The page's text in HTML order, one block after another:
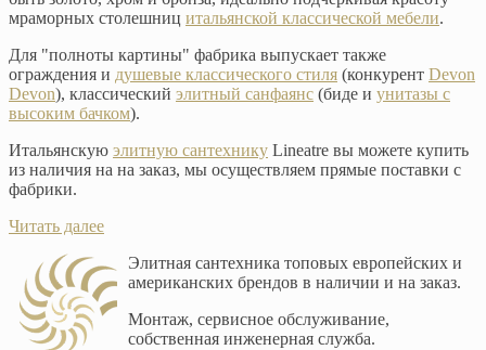
мраморных столешниц итальянской классической мебели.
Для "полноты картины" фабрика выпускает также
ограждения и душевые классического стиля (конкурент Devon
Devon), классический элитный санфаянс (биде и унитазы с
высоким бачком).
Итальянскую элитную сантехнику Lineatre вы можете купить
из наличия на на заказ, мы осуществляем прямые поставки с
фабрики.
Читать далее
Элитная сантехника топовых европейских и
американских брендов в наличии и на заказ.
Монтаж, сервисное обслуживание,
собственная инженерная служба.